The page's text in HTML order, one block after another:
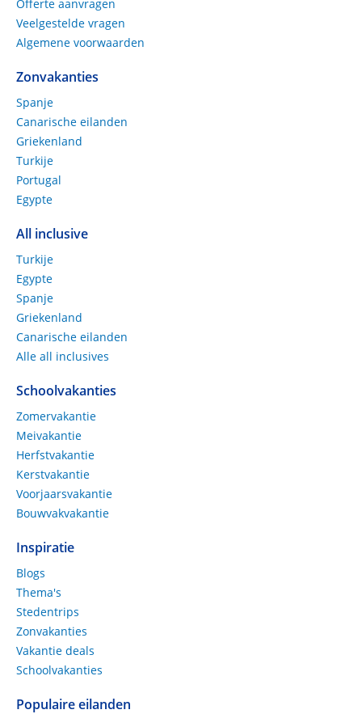
Offerte aanvragen
Veelgestelde vragen
Algemene voorwaarden
Zonvakanties
Spanje
Canarische eilanden
Griekenland
Turkije
Portugal
Egypte
All inclusive
Turkije
Egypte
Spanje
Griekenland
Canarische eilanden
Alle all inclusives
Schoolvakanties
Zomervakantie
Meivakantie
Herfstvakantie
Kerstvakantie
Voorjaarsvakantie
Bouwvakvakantie
Inspiratie
Blogs
Thema's
Stedentrips
Zonvakanties
Vakantie deals
Schoolvakanties
Populaire eilanden